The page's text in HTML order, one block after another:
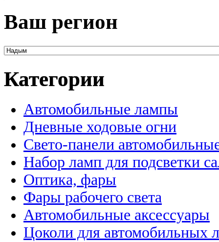
Ваш регион
Категории
Автомобильные лампы
Дневные ходовые огни
Свето-панели
Набор ламп для подсветки
Оптика, фары
Фары рабочего света
Автомобильные аксессуары
Цоколи для автомобильных